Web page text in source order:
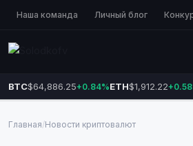
Наша команда Личный блог
BTC$64,886.25+0.84%ETH$1,912.22
Главная/Новости криптовалют